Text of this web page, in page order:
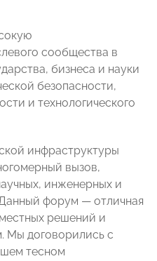
сообщества в
бизнеса и науки
безопасности,
и технологического
инфраструктуры
вызов,
инженерных и
форум — отличная
решений и
Мы договорились с
тесном